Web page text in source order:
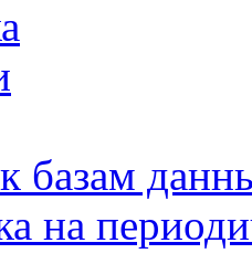
базам
на